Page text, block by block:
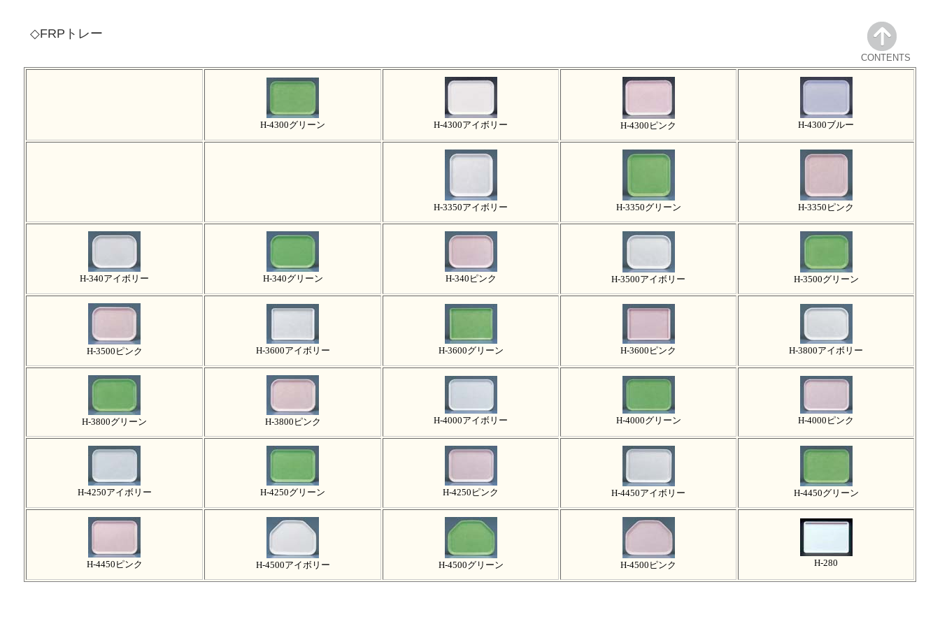
◇FRPトレー
CONTENTS
H-4300グリーン H-4300アイボリー H-4300ピンク H-4300ブルー
H-3350アイボリー H-3350グリーン H-3350ピンク
H-340アイボリー H-340グリーン H-340ピンク H-3500アイボリー H-3500グリーン
H-3500ピンク H-3600アイボリー H-3600グリーン H-3600ピンク H-3800アイボリー
H-3800グリーン H-3800ピンク H-4000アイボリー H-4000グリーン H-4000ピンク
H-4250アイボリー H-4250グリーン H-4250ピンク H-4450アイボリー H-4450グリーン
H-4450ピンク H-4500アイボリー H-4500グリーン H-4500ピンク H-280